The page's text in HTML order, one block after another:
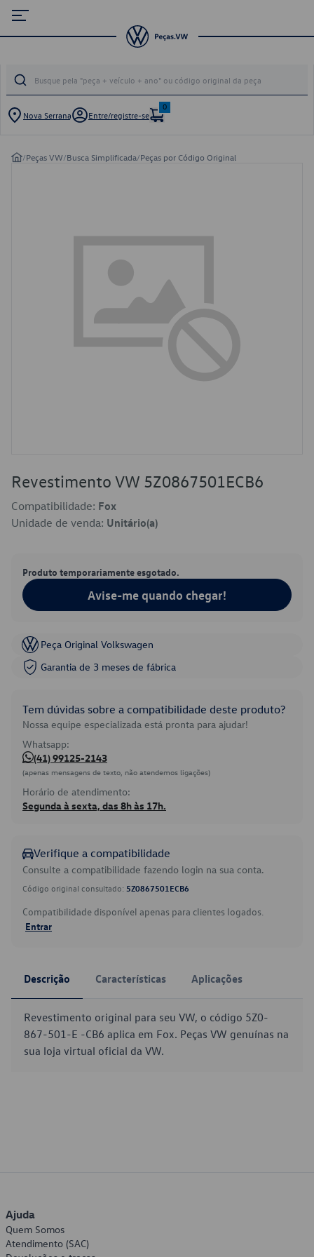
Nova Serrana Entre/registre-se
0
/Peças VW/Busca Simplificada/Peças por Código Original
Revestimento VW 5Z0867501ECB6
Compatibilidade: Fox
Unidade de venda: Unitário(a)
Produto temporariamente esgotado.
Avise-me quando chegar!
Peça Original Volkswagen
Garantia de 3 meses de fábrica
Tem dúvidas sobre a compatibilidade deste produto?
Nossa equipe especializada está pronta para ajudar!
Whatsapp:
(41) 99125-2143
(apenas mensagens de texto, não atendemos ligações)
Horário de atendimento:
Segunda à sexta, das 8h às 17h.
Verifique a compatibilidade
Consulte a compatibilidade fazendo login na sua conta.
Código original consultado: 5Z0867501ECB6
Compatibilidade disponível apenas para clientes logados.
Entrar
Descrição Características Aplicações
Revestimento original para seu VW, o código 5Z0-
867-501-E -CB6 aplica em Fox. Peças VW genuínas na
sua loja virtual oficial da VW.
Ajuda
Quem Somos
Atendimento (SAC)